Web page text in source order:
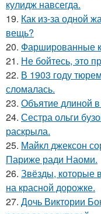
кулидж навсегда.
19. Как из-за одной
вещь?
20. Фаршированные
21. Не бойтесь, это
22. В 1903 году
сломалась.
23. Объятие длиной в
24. Сестра ольги
раскрыла.
25. Майкл джексон
Париже ради Наоми.
26. Звёзды, которые
на красной дорожке.
27. Дочь Виктории